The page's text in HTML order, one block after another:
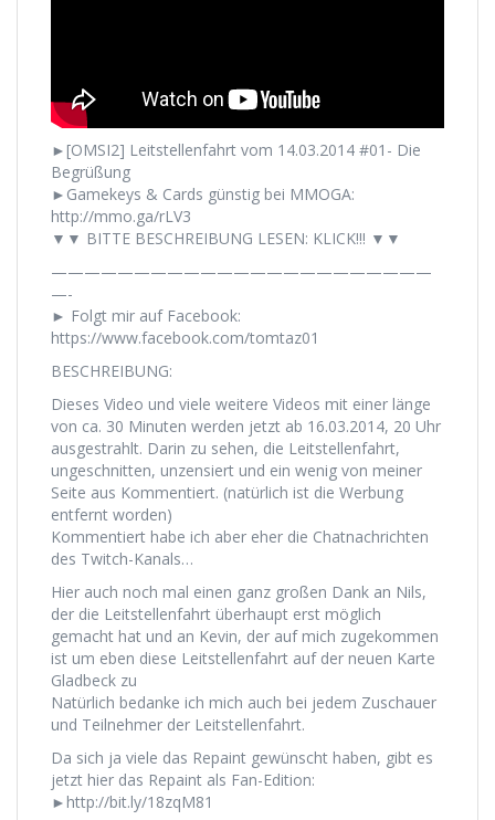
►[OMSI2] Leitstellenfahrt vom 14.03.2014 #01- Die
Begrüßung
►Gamekeys & Cards günstig bei MMOGA:
http://mmo.ga/rLV3
▼▼ BITTE BESCHREIBUNG LESEN: KLICK!!! ▼▼
———————————————————————
—-
► Folgt mir auf Facebook:
https://www.facebook.com/tomtaz01
BESCHREIBUNG:
Dieses Video und viele weitere Videos mit einer länge
von ca. 30 Minuten werden jetzt ab 16.03.2014, 20 Uhr
ausgestrahlt. Darin zu sehen, die Leitstellenfahrt,
ungeschnitten, unzensiert und ein wenig von meiner
Seite aus Kommentiert. (natürlich ist die Werbung
entfernt worden)
Kommentiert habe ich aber eher die Chatnachrichten
des Twitch-Kanals…
Hier auch noch mal einen ganz großen Dank an Nils,
der die Leitstellenfahrt überhaupt erst möglich
gemacht hat und an Kevin, der auf mich zugekommen
ist um eben diese Leitstellenfahrt auf der neuen Karte
Gladbeck zu
Natürlich bedanke ich mich auch bei jedem Zuschauer
und Teilnehmer der Leitstellenfahrt.
Da sich ja viele das Repaint gewünscht haben, gibt es
jetzt hier das Repaint als Fan-Edition:
►http://bit.ly/18zqM81